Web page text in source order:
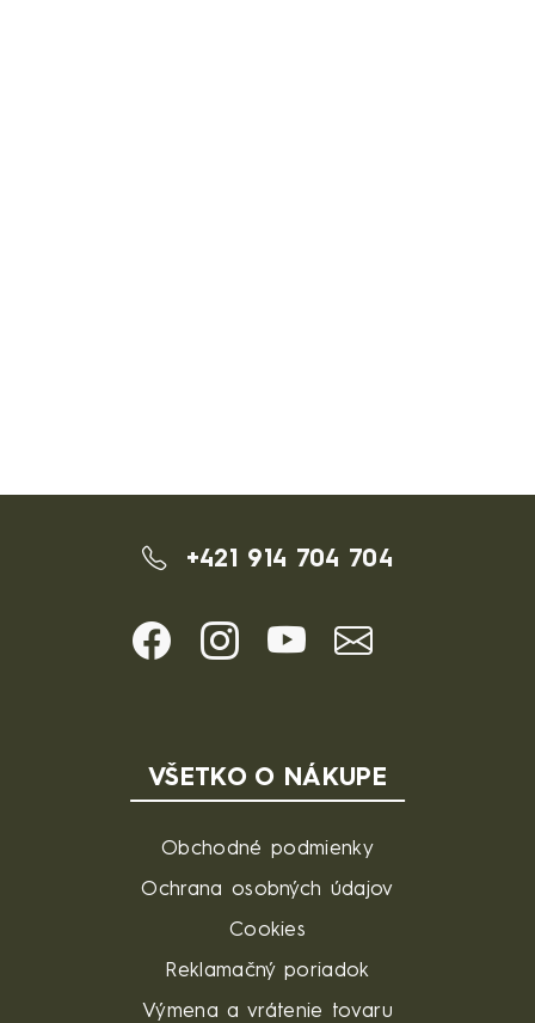
+421 914 704 704
VŠETKO O NÁKUPE
Obchodné podmienky
Ochrana osobných údajov
Cookies
Reklamačný poriadok
Výmena a vrátenie tovaru